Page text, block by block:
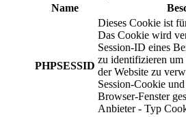
Name
PHPSESSID
Dieses Cookie ist
Das Cookie wird
Session-ID eines
zu identifizieren
der Website zu
Session-Cookie
Browser-Fenster
Anbieter - Typ